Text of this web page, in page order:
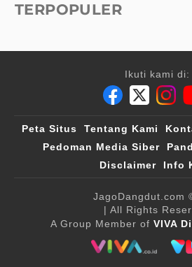
TERPOPULER
Ikuti kami di:
Peta Situs Tentang Kami
Pedoman Media Siber
Disclaimer
Info
JagoDangdut.com
| All Rights
A Group Member of VIVA